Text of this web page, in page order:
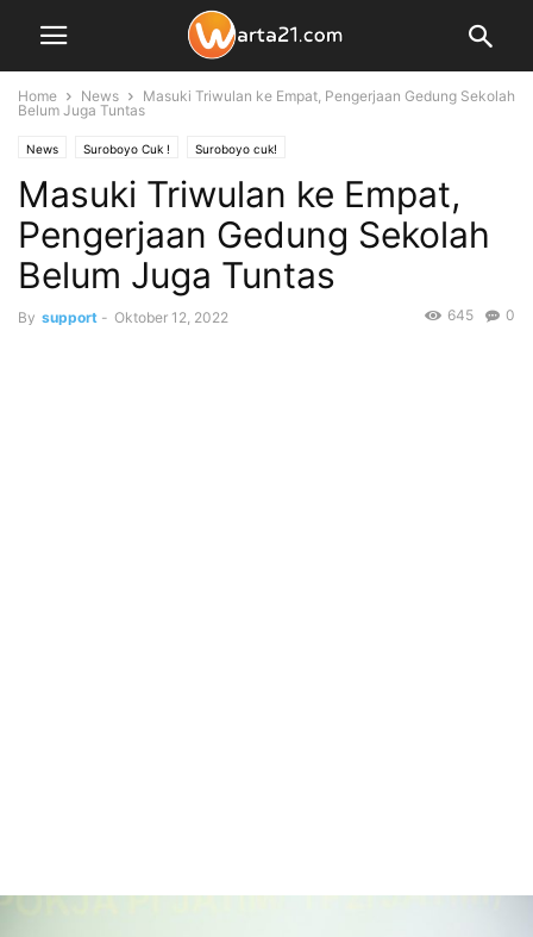
Home News
Masuki Triwulan ke Empat, Pengerjaan Gedung Sekolah
Belum Juga Tuntas
News Suroboyo Cuk ! Suroboyo cuk!
Masuki Triwulan ke Empat,
Pengerjaan Gedung Sekolah
Belum Juga Tuntas
By support - Oktober 12, 2022 0
645